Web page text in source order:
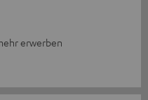
erwerben